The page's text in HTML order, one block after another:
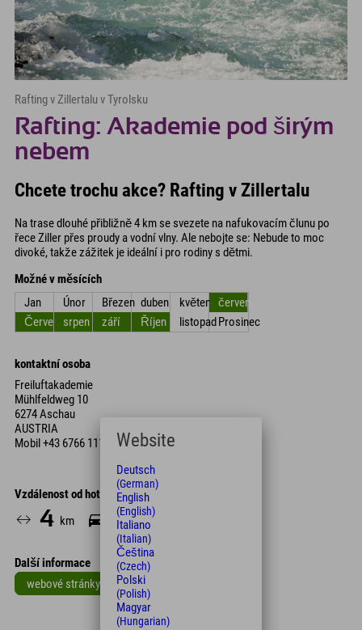
Rafting v Zillertalu v Tyrolsku
Rafting: Akademie pod širým
nebem
Chcete trochu akce? Rafting v Zillertalu
Na trase dlouhé přibližně 4 km se svezete na nafukovacím člunu po
řece Ziller přes proudy a vodní vlny. Ale nebojte se: Nebude to moc
divoké, takže zážitek je ideální i pro rodiny s dětmi.
Možné v měsících
Jan
Únor Březen duben květen
červen
Červenecsrpen září Říjen listopadProsinec
kontaktní osoba
Freiluftakademie
Mühlfeldweg 10
6274 Aschau
AUSTRIA
Mobil+43 6766 111 605
Vzdálenost od hotelu
4 km 6 Min.
Další informace
webové stránky
Leaflet
Website
Deutsch
(German)
English
(English)
Italiano
(Italian)
Čeština
(Czech)
Polski
(Polish)
Magyar
(Hungarian)